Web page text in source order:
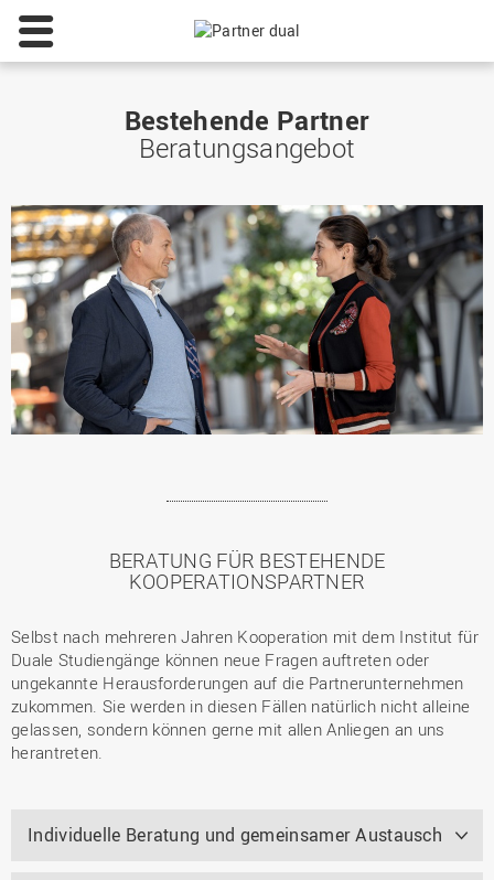
Bestehende Partner
Beratungsangebot
BERATUNG FÜR BESTEHENDE
KOOPERATIONSPARTNER
Selbst nach mehreren Jahren Kooperation mit dem Institut für
Duale Studiengänge können neue Fragen auftreten oder
ungekannte Herausforderungen auf die Partnerunternehmen
zukommen. Sie werden in diesen Fällen natürlich nicht alleine
gelassen, sondern können gerne mit allen Anliegen an uns
herantreten.
Individuelle Beratung und gemeinsamer Austausch